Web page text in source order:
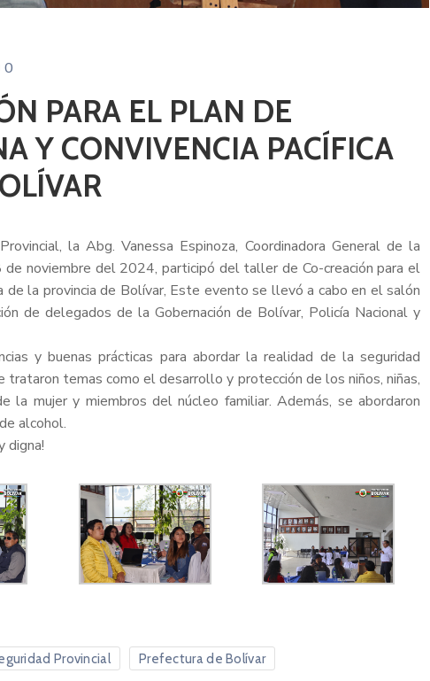
0
PARA EL PLAN DE
Y CONVIVENCIA PACÍFICA
la Abg. Vanessa Espinoza, Coordinadora General de la
de noviembre del 2024, participó del taller de Co-creación para el
de la provincia de Bolívar, Este evento se llevó a cabo en el salón
de delegados de la Gobernación de Bolívar, Policía Nacional y
y buenas prácticas para abordar la realidad de la seguridad
trataron temas como el desarrollo y protección de los niños, niñas,
la mujer y miembros del núcleo familiar. Además, se abordaron
alcohol.
digna!
Provincial Prefectura de Bolívar